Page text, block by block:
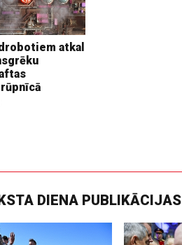
atkal
DIENA PUBLIKĀCIJAS